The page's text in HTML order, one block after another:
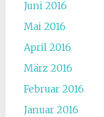
Juni 2016
Mai 2016
April 2016
März 2016
Februar 2016
Januar 2016